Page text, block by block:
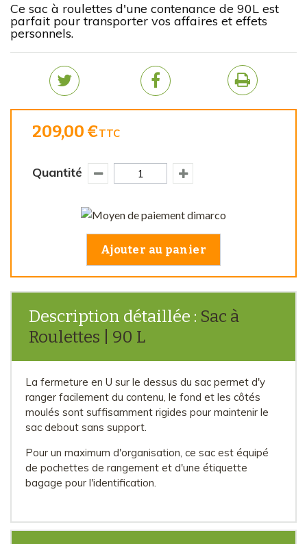
Ce sac à roulettes d'une contenance de 90L est
parfait pour transporter vos affaires et effets
personnels.
209,00 €TTC
Quantité
Ajouter au panier
Description détaillée : Sac à
Roulettes | 90 L
La fermeture en U sur le dessus du sac permet d'y
ranger facilement du contenu, le fond et les côtés
moulés sont suffisamment rigides pour maintenir le
sac debout sans support.
Pour un maximum d'organisation, ce sac est équipé
de pochettes de rangement et d'une étiquette
bagage pour l'identification.